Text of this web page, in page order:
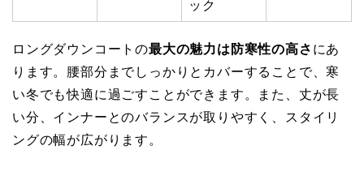
ック
ロングダウンコートの最大の魅力は防寒性の高さ にあ
ります。腰部分までしっかりとカバーすることで、寒
い冬でも快適に過ごすことができます。また、丈が長
い分、インナーとのバランスが取りやすく、スタイリ
ングの幅が広がります。